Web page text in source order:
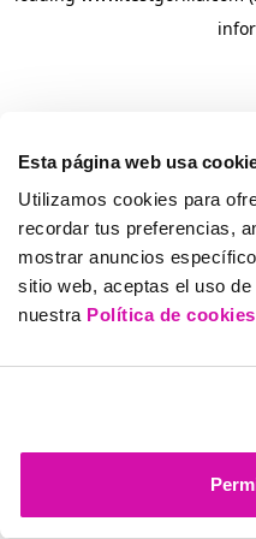
Esta página web usa
Utilizamos cookies para
recordar tus preferencias,
mostrar anuncios
sitio web, aceptas el uso
nuestra Política de cookies